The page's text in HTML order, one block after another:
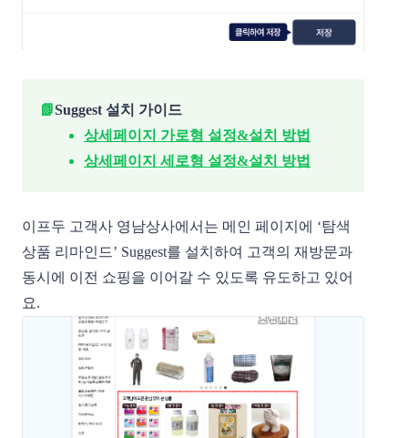
📗Suggest 설치 가이드
상세페이지 가로형 설정&설치 방법
상세페이지 세로형 설정&설치 방법
이프두 고객사 영남상사에서는 메인 페이지에 ‘탐색
상품 리마인드’ Suggest를 설치하여 고객의 재방문과
동시에 이전 쇼핑을 이어갈 수 있도록 유도하고 있어
요.